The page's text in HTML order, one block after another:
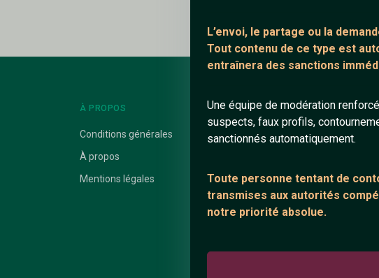
L’envoi, le partage ou la
Tout contenu de ce type est
entraînera des sanctions
Une équipe de modération
suspects, faux profils,
sanctionnés automatiquement.
Toute personne tentant de
transmises aux autorités
notre priorité absolue.
À PROPOS
Conditions générales
À propos
Mentions légales
LIENS UTILES
Protection mineurs
Salons de discussion
Communauté